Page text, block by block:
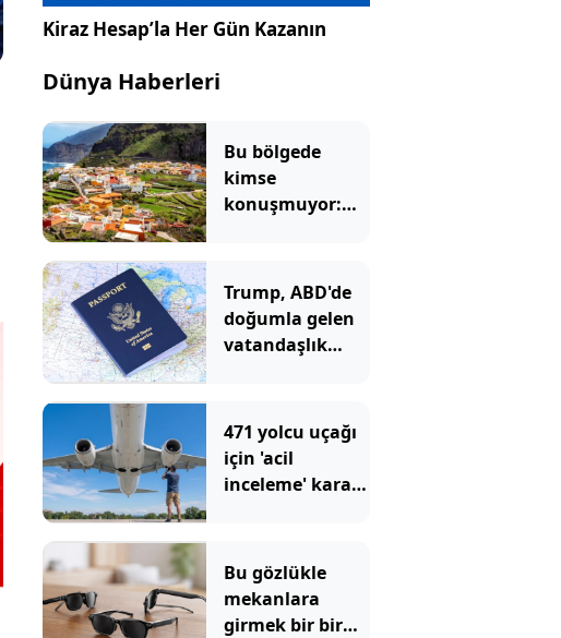
Kiraz Hesap’la Her Gün Kazanın
Dünya Haberleri
Bu bölgede
kimse
konuşmuyor:
anlaşıyor
Trump, ABD'de
doğumla gelen
vatandaşlık
471 yolcu uçağı
için 'acil
inceleme' kararı:
Bu gözlükle
mekanlara
girmek bir bir